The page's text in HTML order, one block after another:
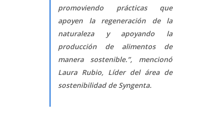
promoviendo prácticas que
apoyen la regeneración de la
naturaleza y apoyando la
producción de alimentos de
manera sostenible.”, mencionó
Laura Rubio, Líder del área de
sostenibilidad de Syngenta.